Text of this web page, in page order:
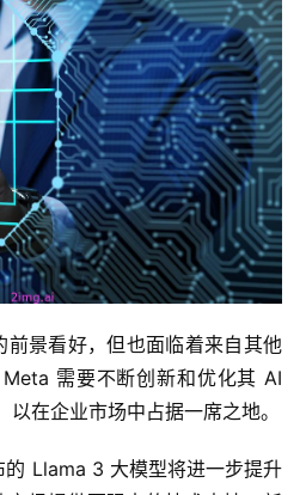
景看好，但也面临着来自其他
需要不断创新和优化其 AI
在企业市场中占据一席之地。
Llama 3 大模型将进一步提升